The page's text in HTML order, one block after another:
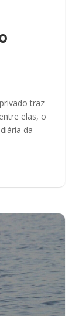
traz
elas, o
da